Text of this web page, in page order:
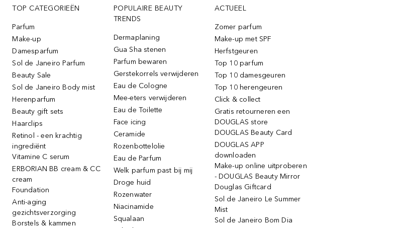
TOP CATEGORIEËN
Parfum
Make-up
Damesparfum
Sol de Janeiro Parfum
Beauty Sale
Sol de Janeiro Body mist
Herenparfum
Beauty gift sets
Haarclips
Retinol - een krachtig
ingrediënt
Vitamine C serum
ERBORIAN BB cream & CC
cream
Foundation
Anti-aging
gezichtsverzorging
Borstels & kammen
POPULAIRE BEAUTY
TRENDS
Dermaplaning
Gua Sha stenen
Parfum bewaren
Gerstekorrels verwijderen
Eau de Cologne
Mee-eters verwijderen
Eau de Toilette
Face icing
Ceramide
Rozenbottelolie
Eau de Parfum
Welk parfum past bij mij
Droge huid
Rozenwater
Niacinamide
Squalaan
ACTUEEL
Zomer parfum
Make-up met SPF
Herfstgeuren
Top 10 parfum
Top 10 damesgeuren
Top 10 herengeuren
Click & collect
Gratis retourneren een
DOUGLAS store
DOUGLAS Beauty Card
DOUGLAS APP
downloaden
Make-up online uitproberen
- DOUGLAS Beauty Mirror
Douglas Giftcard
Sol de Janeiro Le Summer
Mist
Sol de Janeiro Bom Dia